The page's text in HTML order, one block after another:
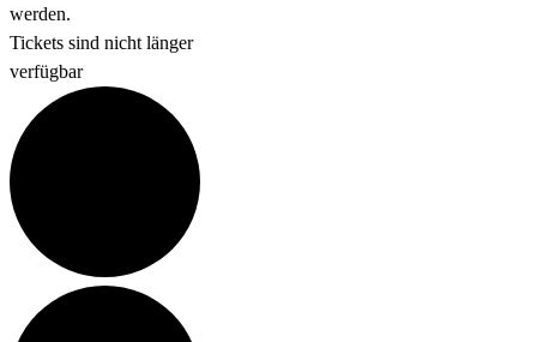
werden.
Tickets sind nicht länger
verfügbar